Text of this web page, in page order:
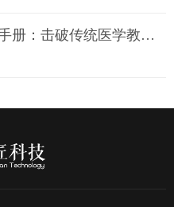
医疗教育仿真动画定制实战手册：击破传统医学教育7大痛点